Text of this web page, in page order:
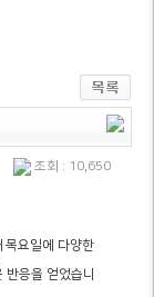
조회 : 10,650
목요일에 다양한
응을 얻었습니